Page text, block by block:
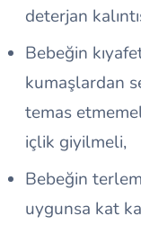
deterjan
Bebeğin
kumaşlardan
temas
içlik giyilmeli,
Bebeğin
uygunsa kat